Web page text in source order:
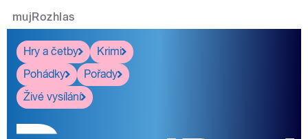
mujRozhlas
Hry a četby
Krimi
Pohádky
Pořady
Živé vysílání